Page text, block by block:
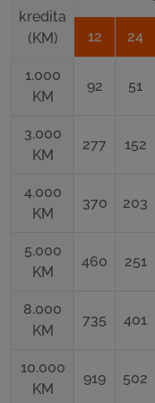
kredita
(KM)
12 24
1.000
KM
92 51
3.000
KM
277 152
4.000
KM
370 203
5.000
KM
460 251
8.000
KM
735 401
10.000
KM
919 502